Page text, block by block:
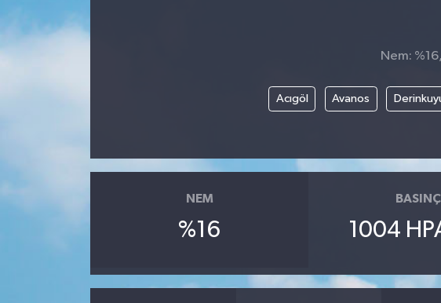
Nem:
Acıgöl Avanos
NEM
%16
BASINÇ
1004
Devrek